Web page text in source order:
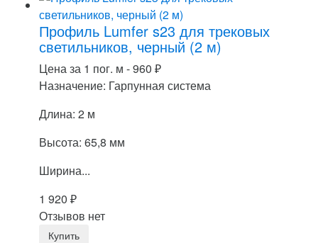
Профиль Lumfer s23 для трековых
светильников, черный (2 м)
Цена за 1 пог. м -960 ₽
Назначение: Гарпунная система
Длина: 2 м
Высота: 65,8 мм
Ширина...
1 920 ₽
Отзывов нет